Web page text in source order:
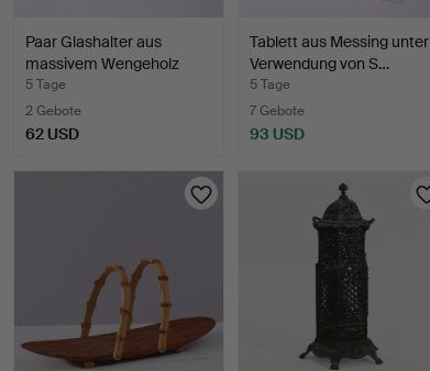
Paar Glashalter aus
massivem Wengeholz
auf…
5 Tage
2 Gebote
62 USD
Tablett aus Messing unter
Verwendung von S…
5 Tage
7 Gebote
93 USD